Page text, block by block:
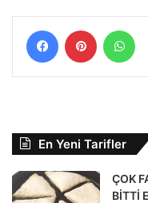
FacebookPinterest
En Yeni Tarifler
ÇOK
BİTTİ